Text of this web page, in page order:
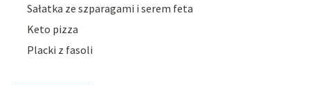
Sałatka ze szparagami i serem feta
Keto pizza
Placki z fasoli